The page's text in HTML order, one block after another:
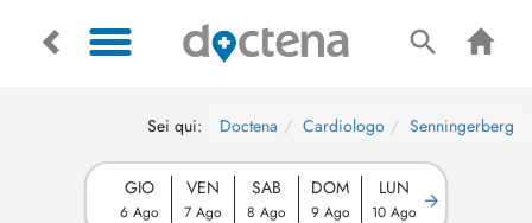
Sei qui: Doctena Cardiologo Senningerberg
GIO
6 Ago
VEN
7 Ago
SAB
8 Ago
DOM
9 Ago
LUN
10 Ago